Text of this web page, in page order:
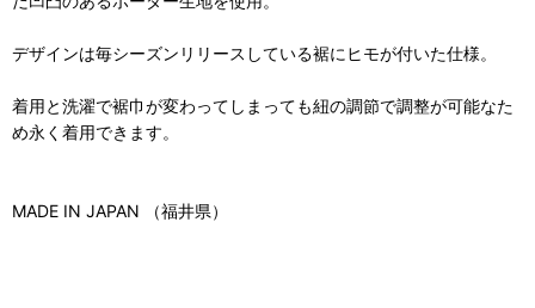
デザインは毎シーズンリリースしている裾にヒモが付いた仕様。
着用と洗濯で裾巾が変わってしまっても紐の調節で調整が可能なた
め永く着用できます。
MADE IN JAPAN （福井県）